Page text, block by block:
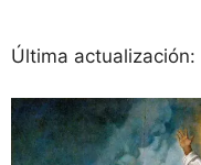
Última actualización: